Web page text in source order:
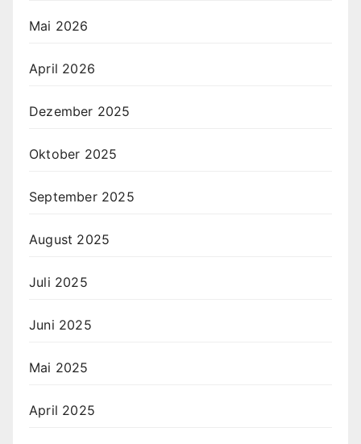
Mai 2026
April 2026
Dezember 2025
Oktober 2025
September 2025
August 2025
Juli 2025
Juni 2025
Mai 2025
April 2025